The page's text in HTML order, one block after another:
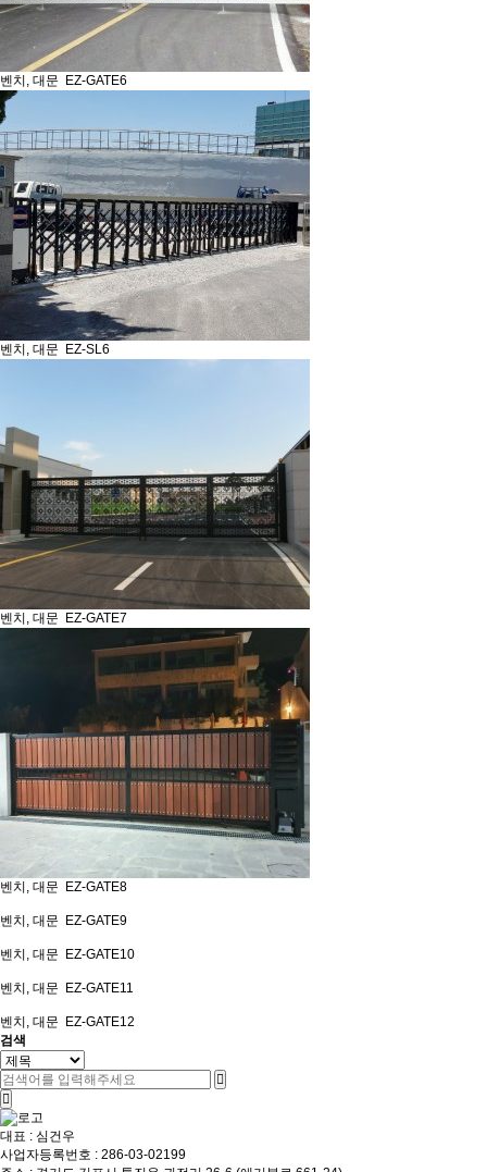
벤치, 대문 EZ-GATE6
벤치, 대문 EZ-SL6
벤치, 대문 EZ-GATE7
벤치, 대문 EZ-GATE8
벤치, 대문 EZ-GATE9
벤치, 대문 EZ-GATE10
벤치, 대문 EZ-GATE11
벤치, 대문
EZ-GATE12
검색
대표 : 심건우
사업자등록번호 : 286-03-02199